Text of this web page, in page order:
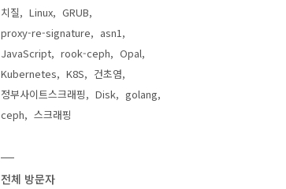
치질
Linux
GRUB
proxy-re-signature
asn1
JavaScript
rook-ceph
Opal
Kubernetes
K8S
건초염
정부사이트스크래핑
Disk
golang
ceph
스크래핑
전체 방문자